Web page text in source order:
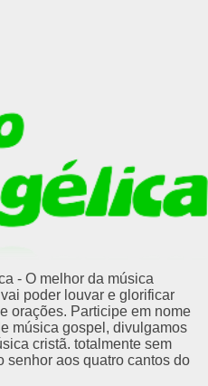
- O melhor da música
poder louvar e glorificar
orações. Participe em nome
música gospel, divulgamos
cristã. totalmente sem
senhor aos quatro cantos do